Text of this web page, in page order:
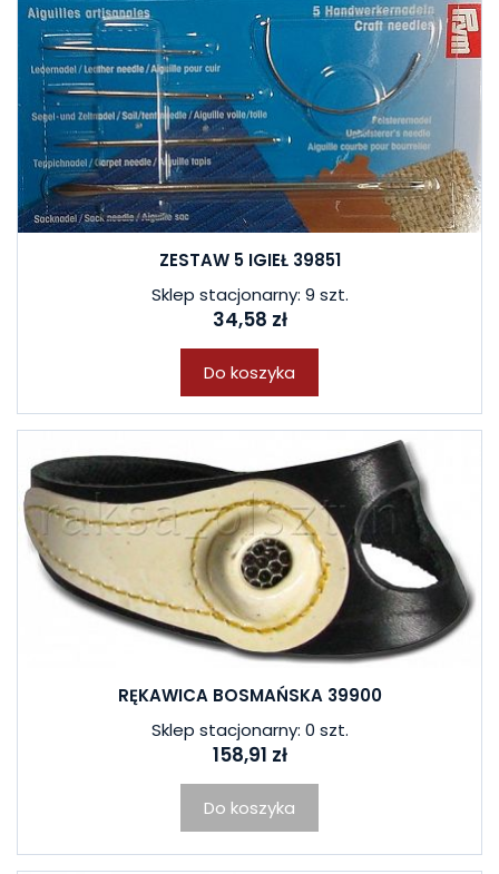
ZESTAW 5 IGIEŁ 39851
Sklep stacjonarny: 9 szt.
34,58 zł
Do koszyka
RĘKAWICA BOSMAŃSKA 39900
Sklep stacjonarny: 0 szt.
158,91 zł
Do koszyka